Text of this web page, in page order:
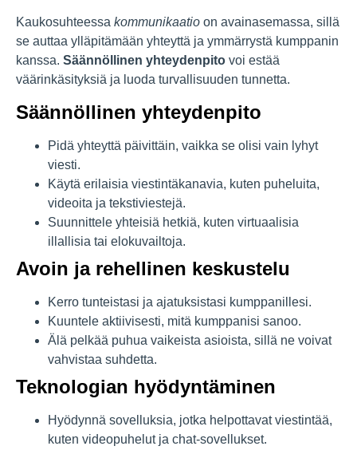
Kaukosuhteessa kommunikaatio on avainasemassa, sillä
se auttaa ylläpitämään yhteyttä ja ymmärrystä kumppanin
kanssa. Säännöllinen yhteydenpito voi estää
väärinkäsityksiä ja luoda turvallisuuden tunnetta.
Säännöllinen yhteydenpito
Pidä yhteyttä päivittäin, vaikka se olisi vain lyhyt
viesti.
Käytä erilaisia viestintäkanavia, kuten puheluita,
videoita ja tekstiviestejä.
Suunnittele yhteisiä hetkiä, kuten virtuaalisia
illallisia tai elokuvailtoja.
Avoin ja rehellinen keskustelu
Kerro tunteistasi ja ajatuksistasi kumppanillesi.
Kuuntele aktiivisesti, mitä kumppanisi sanoo.
Älä pelkää puhua vaikeista asioista, sillä ne voivat
vahvistaa suhdetta.
Teknologian hyödyntäminen
Hyödynnä sovelluksia, jotka helpottavat viestintää,
kuten videopuhelut ja chat-sovellukset.